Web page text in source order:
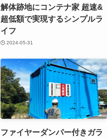
解体跡地にコンテナ家 超速&
超低額で実現するシンプルラ
イフ
2024-05-31
ファイヤーダンパー付きガラ